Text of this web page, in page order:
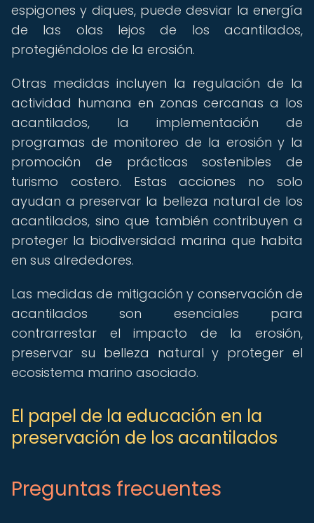
espigones y diques, puede desviar la energía
de las olas lejos de los acantilados,
protegiéndolos de la erosión.
Otras medidas incluyen la regulación de la
actividad humana en zonas cercanas a los
acantilados, la implementación de
programas de monitoreo de la erosión y la
promoción de prácticas sostenibles de
turismo costero. Estas acciones no solo
ayudan a preservar la belleza natural de los
acantilados, sino que también contribuyen a
proteger la biodiversidad marina que habita
en sus alrededores.
Las medidas de mitigación y conservación de
acantilados son esenciales para
contrarrestar el impacto de la erosión,
preservar su belleza natural y proteger el
ecosistema marino asociado.
El papel de la educación en la
preservación de los acantilados
Preguntas frecuentes